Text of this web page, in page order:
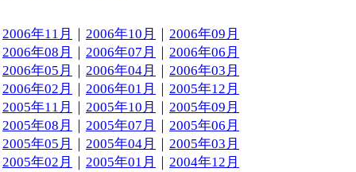
2006年11月 ｜ 2006年10月 ｜ 2006年09月
2006年08月
｜ 2006年07月 ｜ 2006年06月
2006年05月
｜ 2006年04月 ｜ 2006年03月
2006年02月
｜ 2006年01月 ｜ 2005年12月
2005年11月
｜ 2005年10月 ｜ 2005年09月
2005年08月
｜ 2005年07月 ｜ 2005年06月
2005年05月
｜ 2005年04月 ｜ 2005年03月
2005年02月
｜ 2005年01月 ｜ 2004年12月